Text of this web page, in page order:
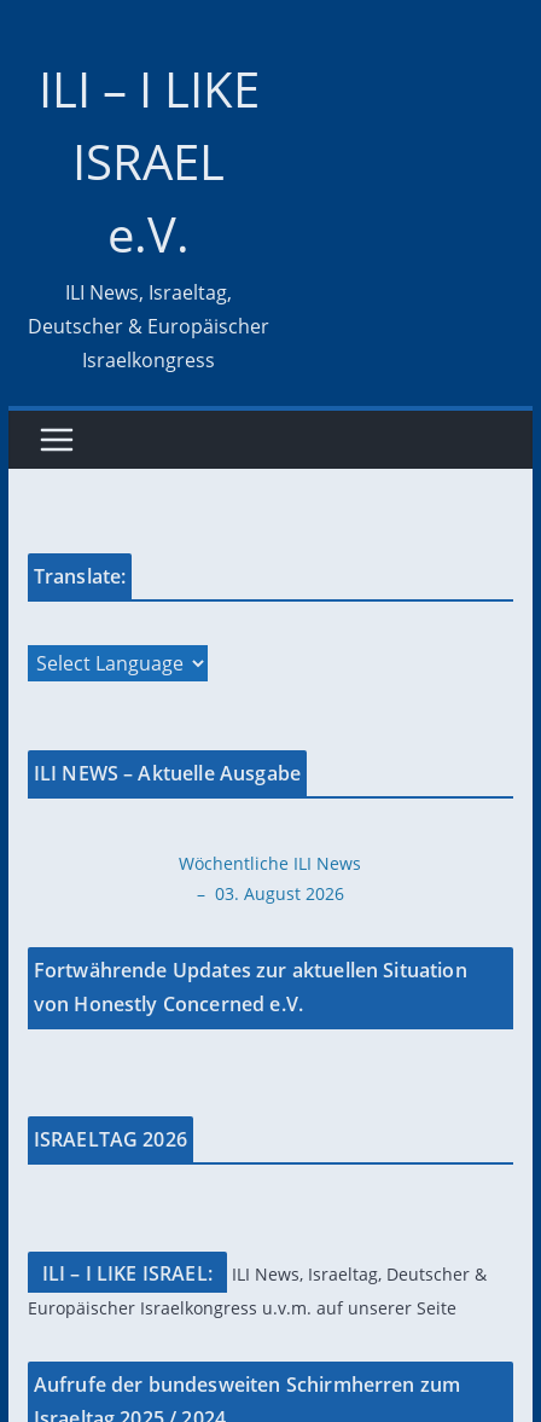
ILI – I LIKE
ISRAEL
e.V.
ILI News, Israeltag,
Deutscher & Europäischer
Israelkongress
Translate:
ILI NEWS – Aktuelle Ausgabe
Wöchentliche ILI News
– 03. August 2026
Fortwährende Updates zur aktuellen Situation
von Honestly Concerned e.V.
ISRAELTAG 2026
ILI – I LIKE ISRAEL:
ILI News, Israeltag, Deutscher &
Europäischer Israelkongress u.v.m. auf unserer Seite
Aufrufe der bundesweiten Schirmherren zum